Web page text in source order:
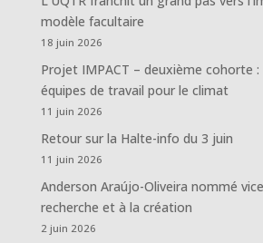
modèle facultaire
18 juin 2026
Projet IMPACT – deuxième cohorte
équipes de travail pour le climat
11 juin 2026
Retour sur la Halte-info du 3 juin
11 juin 2026
Anderson Araújo-Oliveira nommé
recherche et à la création
2 juin 2026